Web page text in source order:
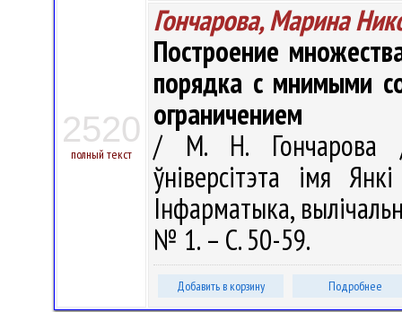
2520
полный текст
Гончарова, Марина
Построение
порядка с мнимыми
ограничением
/ М. Н. Гончарова //
ўніверсітэта імя
Інфарматыка,
№ 1. – С. 50-59.
Добавить в корзину Подробнее